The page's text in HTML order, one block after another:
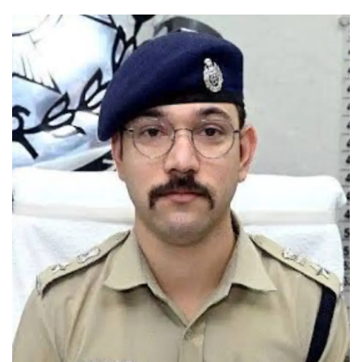
यात्री सरोकार
कर्मचारी सरोकार
कारोबार सरोकार
साहित्य सरोकार
सेहत सरोकार
सामाजिक सरोकार